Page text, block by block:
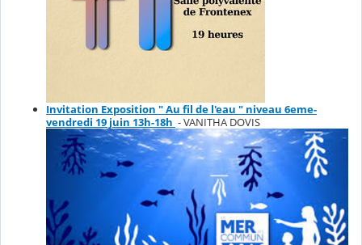
Invitation Exposition " Au fil de l'eau " niveau 6eme-
vendredi 19 juin 13h-18h - VANITHA DOVIS